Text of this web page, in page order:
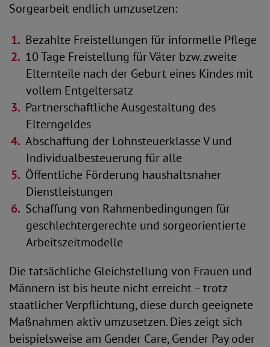
Sorgearbeit endlich umzusetzen:
Bezahlte Freistellungen für informelle Pflege
10 Tage Freistellung für Väter bzw. zweite
Elternteile nach der Geburt eines Kindes mit
vollem Entgeltersatz
Partnerschaftliche Ausgestaltung des
Elterngeldes
Abschaffung der Lohnsteuerklasse V und
Individualbesteuerung für alle
Öffentliche Förderung haushaltsnaher
Dienstleistungen
Schaffung von Rahmenbedingungen für
geschlechtergerechte und sorgeorientierte
Arbeitszeitmodelle
Die tatsächliche Gleichstellung von Frauen und
Männern ist bis heute nicht erreicht – trotz
staatlicher Verpflichtung, diese durch geeignete
Maßnahmen aktiv umzusetzen. Dies zeigt sich
beispielsweise am Gender Care, Gender Pay oder